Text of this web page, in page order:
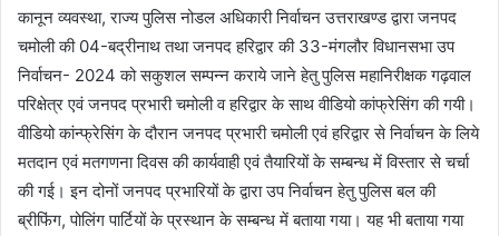
कानून व्यवस्था, राज्य पुलिस नोडल अधिकारी निर्वाचन उत्तराखण्ड द्वारा जनपद
चमोली की 04-बद्रीनाथ तथा जनपद हरिद्वार की 33-मंगलौर विधानसभा उप
निर्वाचन- 2024 को सकुशल सम्पन्न कराये जाने हेतु पुलिस महानिरीक्षक गढ़वाल
परिक्षेत्र एवं जनपद प्रभारी चमोली व हरिद्वार के साथ वीडियो कांफ्रेसिंग की गयी।
वीडियो कांन्फ्रेसिंग के दौरान जनपद प्रभारी चमोली एवं हरिद्वार से निर्वाचन के लिये
मतदान एवं मतगणना दिवस की कार्यवाही एवं तैयारियों के सम्बन्ध में विस्तार से चर्चा
की गई। इन दोनों जनपद प्रभारियों के द्वारा उप निर्वाचन हेतु पुलिस बल की
ब्रीफिंग, पोलिंग पार्टियों के प्रस्थान के सम्बन्ध में बताया गया। यह भी बताया गया